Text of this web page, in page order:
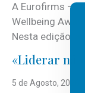
A Eurofirms –
Wellbeing
Nesta edição, a
«Liderar
5 de Agosto, 2026